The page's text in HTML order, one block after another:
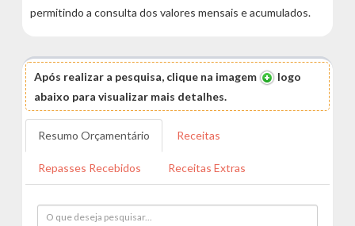
permitindo a consulta dos valores mensais e acumulados.
Após realizar a pesquisa, clique na imagem
logo
abaixo para visualizar mais detalhes.
Resumo Orçamentário Receitas
Repasses Recebidos Receitas Extras